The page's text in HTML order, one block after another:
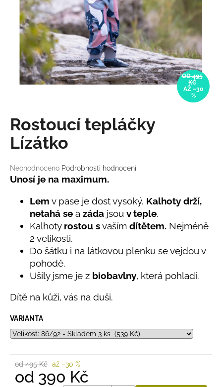
Průměrné
hodnocení
produktu
Neohodnoceno Podrobnosti hodnocení
Rostoucí tepláčky
Lízátko
Unosí je na maximum.
Lem v pase je dost vysoký. Kalhoty drží,
netahá se a záda jsou v teple.
Kalhoty rostou svaším dítětem. Nejméně
2 velikosti.
Do šátku i na látkovou plenku se vejdou v
pohodě.
Ušily jsme je z biobavlny, která pohladí.
Dítě na kůži, vás na duši.
VARIANTA
od 495 Kč až –30 %
od 390 Kč
OD 495
KČ
AŽ –30
%
o
p
RYCHLESCHNOUCÍ
ŽLUTÉ
Kč